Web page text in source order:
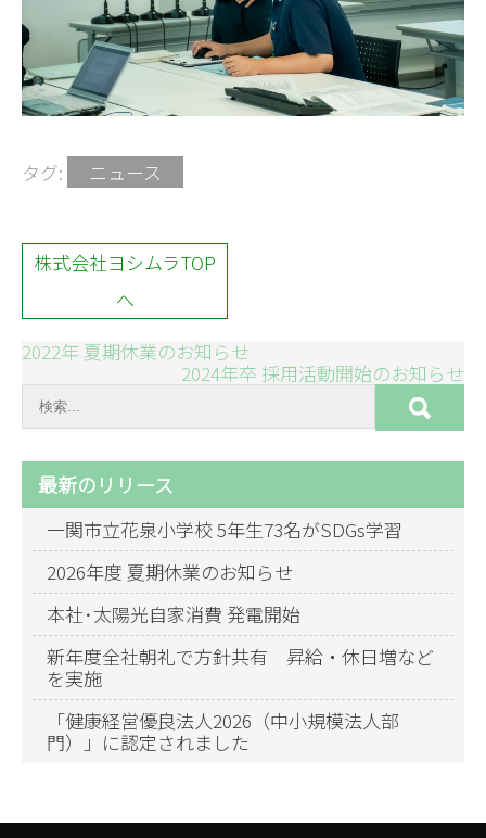
タグ: ニュース
株式会社ヨシムラTOP
へ
投
稿
ナ
ビ
ゲ
ー
シ
ョ
ン
2022年 夏期休業のお知らせ
2024年卒 採用活動開始のお知らせ
最新のリリース
一関市立花泉小学校 5年生73名がSDGs学習
2026年度 夏期休業のお知らせ
本社･太陽光自家消費 発電開始
新年度全社朝礼で方針共有 昇給・休日増など
を実施
「健康経営優良法人2026（中小規模法人部
門）」に認定されました